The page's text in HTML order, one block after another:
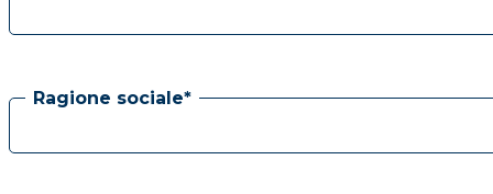
Ragione sociale*